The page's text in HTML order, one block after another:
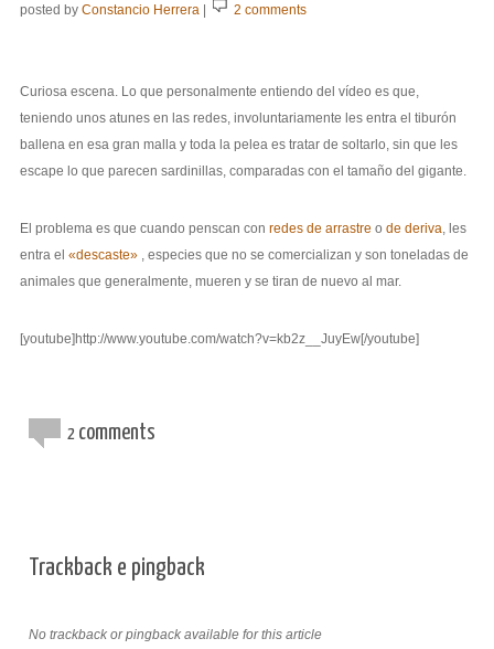
posted by Constancio Herrera | 2 comments
Curiosa escena. Lo que personalmente entiendo del vídeo es que,
teniendo unos atunes en las redes, involuntariamente les entra el tiburón
ballena en esa gran malla y toda la pelea es tratar de soltarlo, sin que les
escape lo que parecen sardinillas, comparadas con el tamaño del gigante.
El problema es que cuando penscan con redes de arrastre o de deriva , les
entra el «descaste»
, especies que no se comercializan y son toneladas de
animales que generalmente, mueren y se tiran de nuevo al mar.
[youtube]http://www.youtube.com/watch?v=kb2z__JuyEw[/youtube]
2 comments
Trackback e pingback
No trackback or pingback available for this article